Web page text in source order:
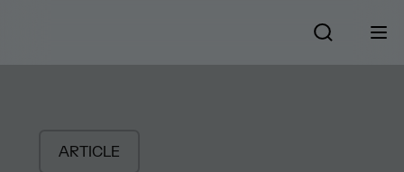
ARTICLE